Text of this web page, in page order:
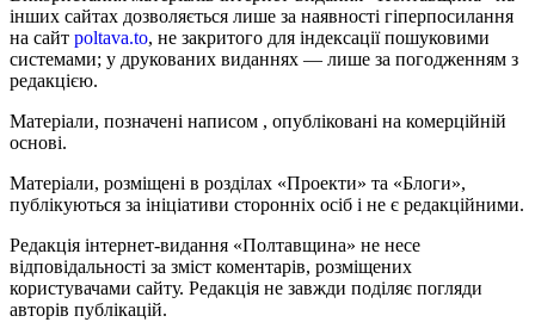
інших сайтах дозволяється лише за наявності гіперпосилання
на сайт poltava.to, не закритого для індексації пошуковими
системами; у друкованих виданнях — лише за погодженням з
редакцією.
Матеріали, позначені написом , опубліковані на комерційній
основі.
Матеріали, розміщені в розділах «Проекти» та «Блоги»,
публікуються за ініціативи сторонніх осіб і не є редакційними.
Редакція інтернет-видання «Полтавщина» не несе
відповідальності за зміст коментарів, розміщених
користувачами сайту. Редакція не завжди поділяє погляди
авторів публікацій.